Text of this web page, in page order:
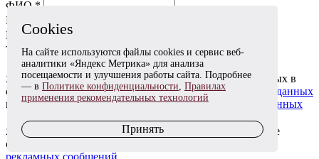
Cookies
На сайте используются файлы cookies и сервис веб-
аналитики «Яндекс Метрика» для анализа
посещаемости и улучшения работы сайта. Подробнее
— в Политике конфиденциальности, Правилах
применения рекомендательных технологий
Принять
ФИО *
Email *
Мобильный телефон *
Тема *
Я даю согласие на обработку моих персональных данных в
соответствии сСогласием на обработку персональных данных
и
Политикой в отношении обработки персональных данных
Я согласен(на) получать информационные и рекламные
сообщения в соответствии с
рекламных сообщений